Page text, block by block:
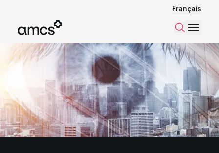
Français
Menu